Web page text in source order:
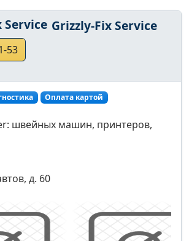
Grizzly-Fix Service
53
Оплата картой
швейных машин, принтеров,
д. 60